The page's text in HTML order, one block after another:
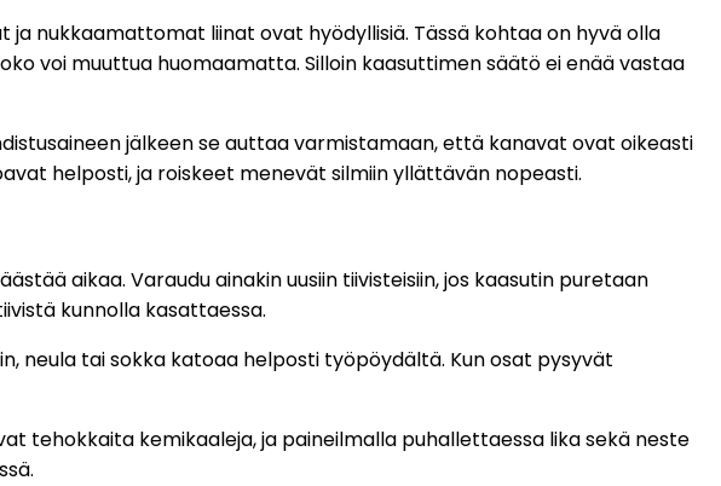
nukkaamattomat liinat ovat hyödyllisiä. Tässä kohtaa on hyvä olla
voi muuttua huomaamatta. Silloin kaasuttimen säätö ei enää vastaa
jälkeen se auttaa varmistamaan, että kanavat ovat oikeasti
helposti, ja roiskeet menevät silmiin yllättävän nopeasti.
aikaa. Varaudu ainakin uusiin tiivisteisiin, jos kaasutin puretaan
kunnolla kasattaessa.
neula tai sokka katoaa helposti työpöydältä. Kun osat pysyvät
tehokkaita kemikaaleja, ja paineilmalla puhallettaessa lika sekä neste